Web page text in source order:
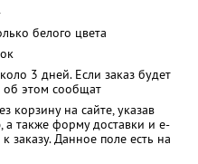
белого цвета
3 дней. Если заказ будет
об этом сообщат
корзину на сайте, указав
также форму доставки и e-
заказу. Данное поле есть на